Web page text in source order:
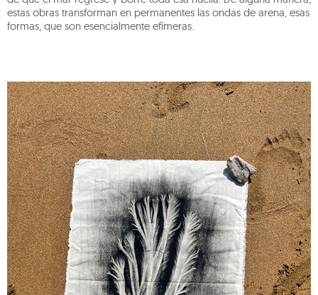
estas obras transforman en permanentes las ondas de arena, esas
formas, que son esencialmente efímeras.